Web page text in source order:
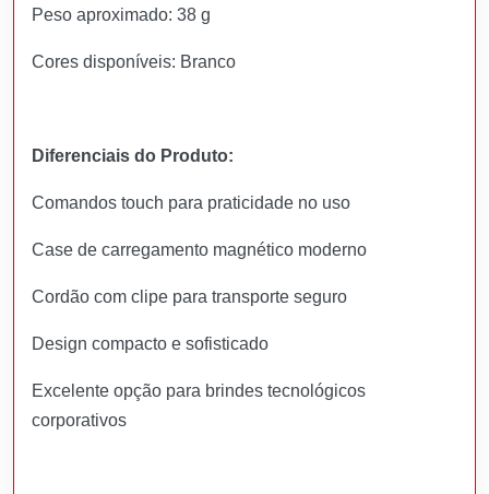
Peso aproximado: 38 g
Cores disponíveis: Branco
Diferenciais do Produto:
Comandos touch para praticidade no uso
Case de carregamento magnético moderno
Cordão com clipe para transporte seguro
Design compacto e sofisticado
Excelente opção para brindes tecnológicos
corporativos